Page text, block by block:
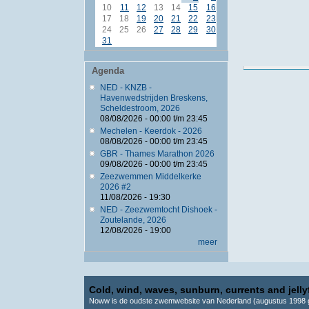
10
11 12 13 14 15
16
17
18 19 20 21 22
23
24
25 26 27 28 29
30
31
Agenda
NED - KNZB -
Havenwedstrijden Breskens,
Scheldestroom, 2026
08/08/2026 - 00:00t/m 23:45
Mechelen - Keerdok - 2026
08/08/2026 - 00:00t/m 23:45
GBR - Thames Marathon 2026
09/08/2026 - 00:00t/m 23:45
Zeezwemmen Middelkerke
2026 #2
11/08/2026 - 19:30
NED - Zeezwemtocht Dishoek -
Zoutelande, 2026
12/08/2026 - 19:00
meer
Cold, wind, waves, sunburn, currents and
Noww is de oudste zwemwebsite van Nederland (augustus 1998